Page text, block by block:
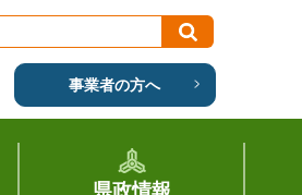
事業者の方へ
県政情報